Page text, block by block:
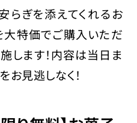
らぎを添えてくれるお
大特価でご購入いただ
します！内容は当日ま
お見逃しなく！